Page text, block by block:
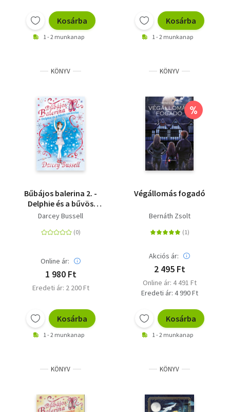
Kosárba
1 - 2 munkanap
Kosárba
1 - 2 munkanap
KÖNYV
Bűbájos balerina 2. -
Delphie és a bűvös
varázslat
Darcey Bussell
Online ár:
1 980 Ft
Eredeti ár: 2 200 Ft
Kosárba
1 - 2 munkanap
KÖNYV
%
Végállomás fogadó
Bernáth Zsolt
Akciós ár:
2 495 Ft
Online ár: 4 491 Ft
Eredeti ár: 4 990 Ft
Kosárba
1 - 2 munkanap
KÖNYV KÖNYV